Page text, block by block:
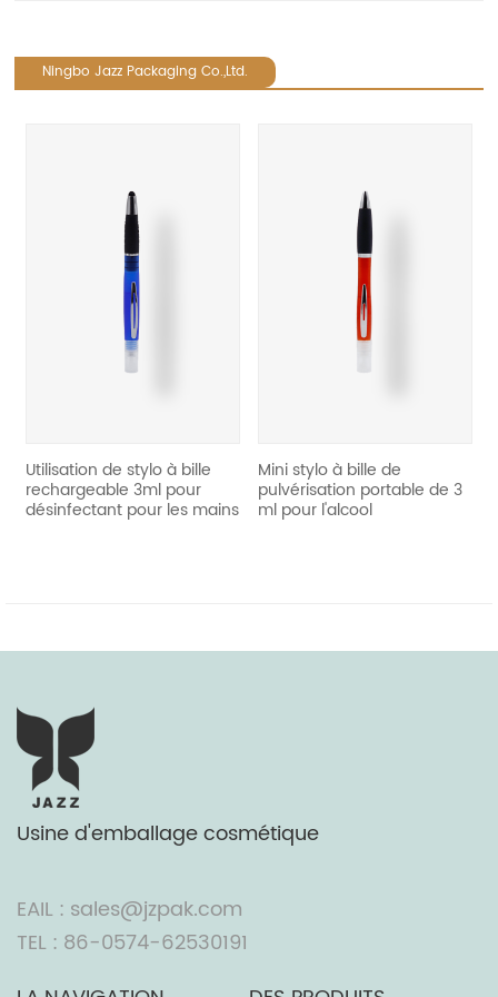
Ningbo Jazz Packaging Co.,Ltd.
de stylo à bille
3ml pour
pour les mains
Mini stylo à bille de
pulvérisation portable de 3
ml pour l'alcool
Usine d'emballage cosmétique
EAIL : sales@jzpak.com
TEL : 86-0574-62530191